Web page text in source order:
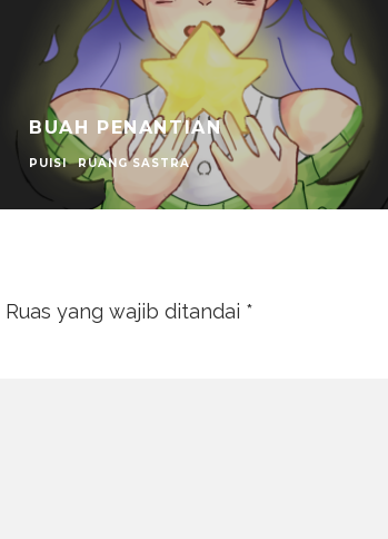
BUAH PENANTIAN
PUISI RUANG SASTRA
Ruas yang wajib ditandai *